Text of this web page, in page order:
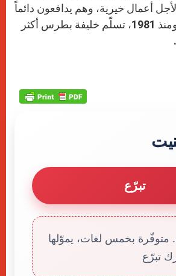
لأجل أعمال خيرية، وهم يدافعون دائماً
عن الحرية الدينية. ومنذ 1981، تسلّم خليفة بطرس أكثر
تبرّع
متوفّرة بخمس لغات، يموّلها
تبرّع